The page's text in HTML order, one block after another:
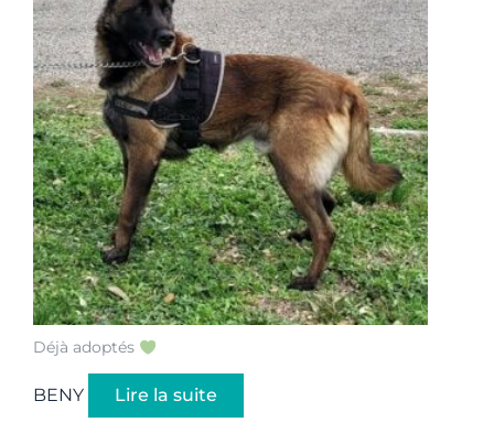
Déjà adoptés
BENY Lire la suite